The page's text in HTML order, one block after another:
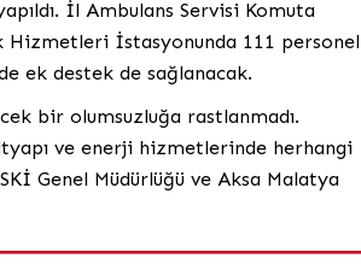
İl Ambulans Servisi Komuta
Hizmetleri İstasyonunda 111 personel
ek destek de sağlanacak.
bir olumsuzluğa rastlanmadı.
ve enerji hizmetlerinde herhangi
Genel Müdürlüğü ve Aksa Malatya